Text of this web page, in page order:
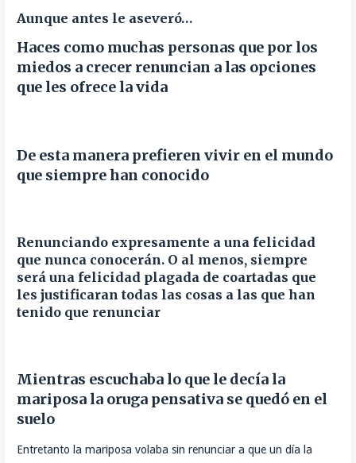
Aunque antes le aseveró…
Haces como muchas personas que por los
miedos a crecer renuncian a las opciones
que les ofrece la vida
De esta manera prefieren vivir en el mundo
que siempre han conocido
Renunciando expresamente a una felicidad
que nunca conocerán. O al menos, siempre
será una felicidad plagada de coartadas que
les justificaran todas las cosas a las que han
tenido que renunciar
Mientras escuchaba lo que le decía la
mariposa la oruga pensativa se quedó en el
suelo
Entretanto la mariposa volaba sin renunciar a que un día la